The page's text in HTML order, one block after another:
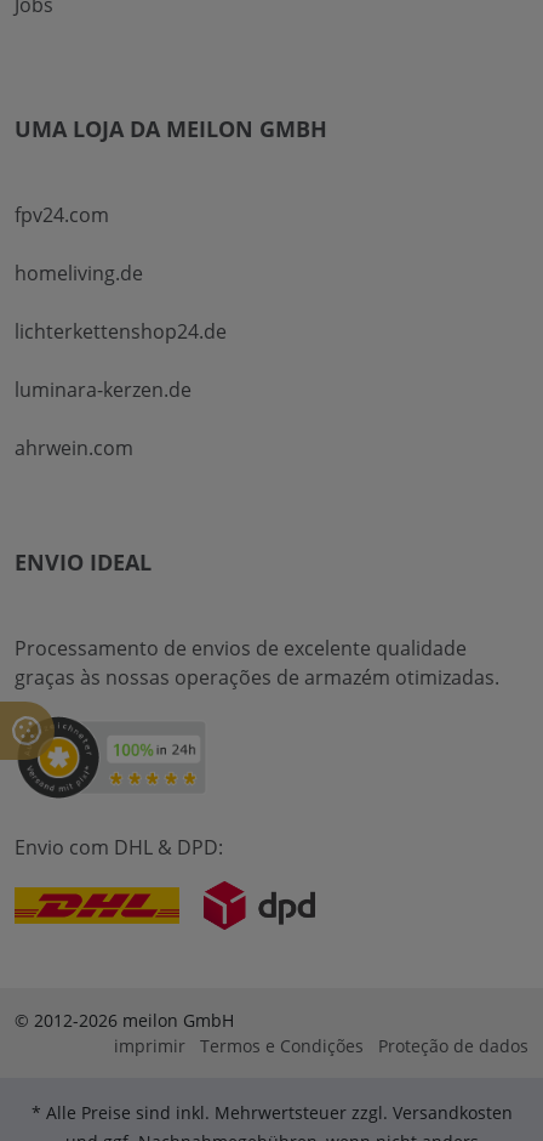
UMA LOJA DA MEILON GMBH
fpv24.com
homeliving.de
lichterkettenshop24.de
luminara-kerzen.de
ahrwein.com
ENVIO IDEAL
Processamento de envios de excelente qualidade
graças às nossas operações de armazém otimizadas.
Envio com DHL & DPD:
© 2012-2026 meilon GmbH
imprimir
Termos e Condições Proteção de dados
* Alle Preise sind inkl. Mehrwertsteuer zzgl. Versandkosten